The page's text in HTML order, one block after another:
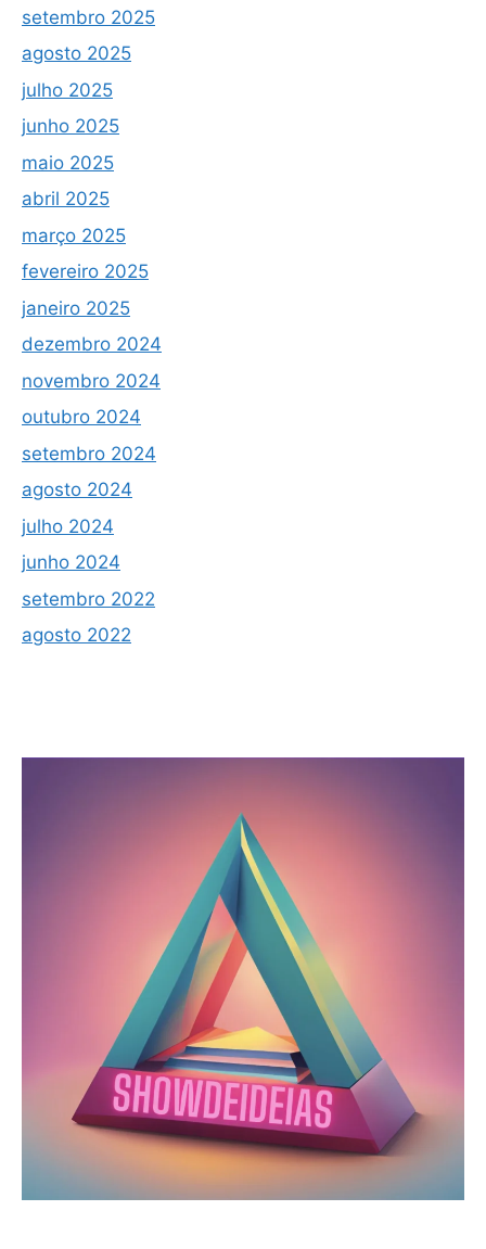
setembro 2025
agosto 2025
julho 2025
junho 2025
maio 2025
abril 2025
março 2025
fevereiro 2025
janeiro 2025
dezembro 2024
novembro 2024
outubro 2024
setembro 2024
agosto 2024
julho 2024
junho 2024
setembro 2022
agosto 2022